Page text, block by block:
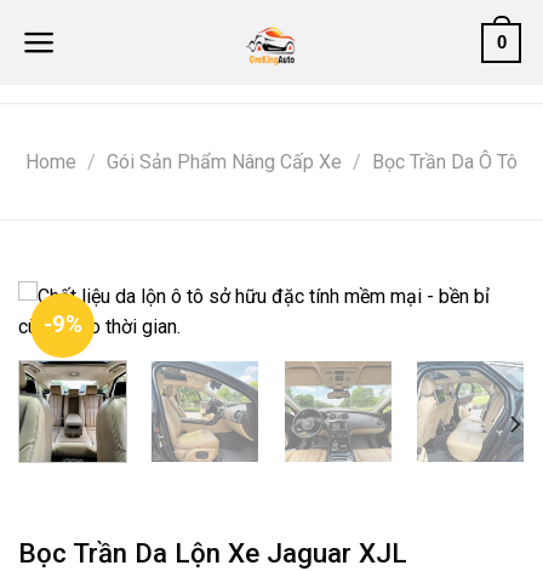
0
Home / Gói Sản Phẩm Nâng Cấp Xe / Bọc Trần Da Ô Tô
-9%
Bọc Trần Da Lộn Xe Jaguar XJL